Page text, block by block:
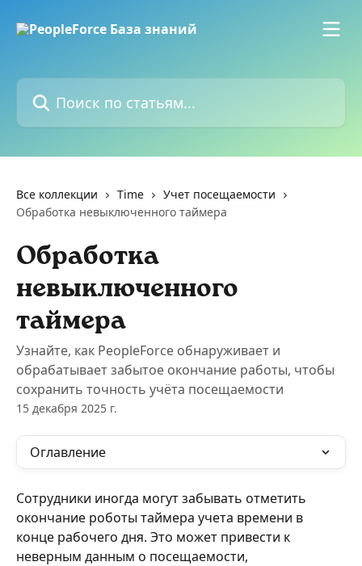
Поиск по статьям...
Все коллекции Time
Учет посещаемости
Обработка невыключенного таймера
Обработка
невыключенного
таймера
Узнайте, как PeopleForce обнаруживает и
обрабатывает забытое окончание работы, чтобы
сохранить точность учёта посещаемости
15 декабря 2025 г.
Оглавление
Сотрудники иногда могут забывать отметить
окончание роботы таймера учета времени в
конце рабочего дня. Это может привести к
неверным данным о посещаемости,